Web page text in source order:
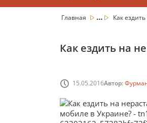
Главная ... Как
Как ездить на
15.05.2016Автор: